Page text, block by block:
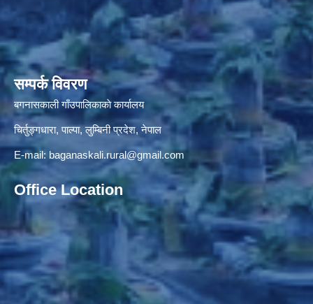
सम्पर्क विवरण
बगनासकाली गाँउपालिकाकाे कार्यालय
चिर्तुङ्गधारा, पाल्पा, लुम्बिनी प्रदेश, नेपाल
E-mail: baganaskali.rural@gmail.com
Office Location